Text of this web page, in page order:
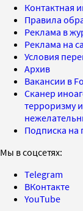
Контактная
Правила
Реклама в
Реклама на
Условия
Архив
Вакансии в
Сканер
терроризму
Подписка на
Мы в соцсетях:
Telegram
ВКонтакте
YouTube